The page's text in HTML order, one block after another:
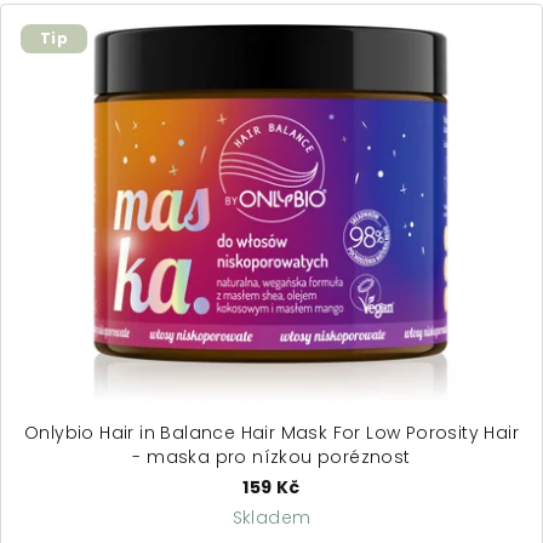
Tip
Onlybio Hair in Balance Hair Mask For Low Porosity Hair
- maska pro nízkou poréznost
159 Kč
Skladem